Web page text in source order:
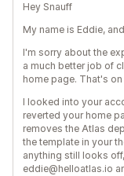
Hey Snauff
My name is Eddie,
I'm sorry about the
a much better job of
home page. That's
I looked into your
reverted your home
removes the Atlas
the template in your
anything still looks
eddie@helloatlas.io